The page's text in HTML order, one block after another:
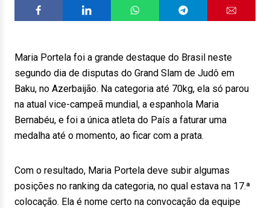
Maria Portela foi a grande destaque do Brasil neste
segundo dia de disputas do Grand Slam de Judô em
Baku, no Azerbaijão. Na categoria até 70kg, ela só parou
na atual vice-campeã mundial, a espanhola Maria
Bernabéu, e foi a única atleta do País a faturar uma
medalha até o momento, ao ficar com a prata.
Com o resultado, Maria Portela deve subir algumas
posições no ranking da categoria, no qual estava na 17.ª
colocação. Ela é nome certo na convocação da equipe